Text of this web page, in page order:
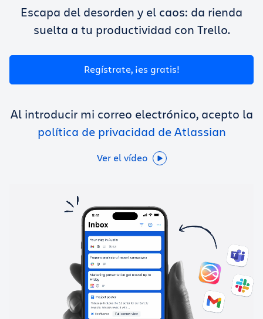
Obtener Trello gratis
Iniciar sesión
Escapa del desorden y el caos: da rienda
suelta a tu productividad con Trello.
Regístrate, ¡es gratis!
Al introducir mi correo electrónico, acepto la
política de privacidad de Atlassian
Ver el vídeo